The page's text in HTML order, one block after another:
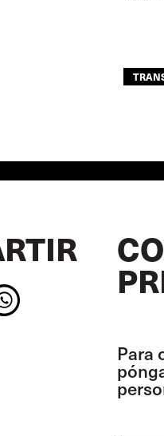
Para